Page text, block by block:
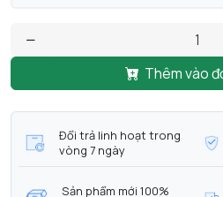
Thêm vào
Đổi trả linh hoạt trong
vòng 7 ngày
Sản phẩm mới 100%